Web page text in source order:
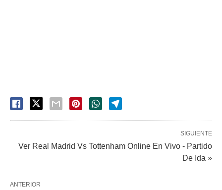
SIGUIENTE
Ver Real Madrid Vs Tottenham Online En Vivo - Partido
De Ida »
ANTERIOR